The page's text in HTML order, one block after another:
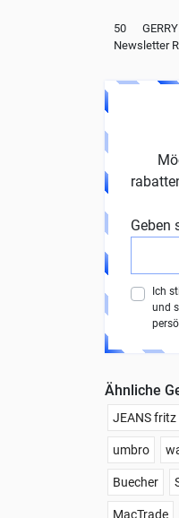
50
Newsletter
Geben
Ich
und
Ähnliche
JEANS fritz
umbro
Buecher
MacTrade